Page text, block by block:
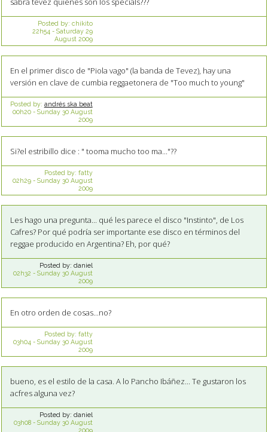
Posted by: chikito
22h54 - Saturday 29
August 2009
En el primer disco de "Piola vago" (la banda de Tevez), hay una
versión en clave de cumbia reggaetonera de "Too much to young"
Posted by: andrés ska beat
00h20- Sunday 30 August
2009
Si?el estribillo dice : " tooma mucho too ma..."??
Posted by: fatty
02h29- Sunday 30 August
2009
Les hago una pregunta... qué les parece el disco "Instinto", de Los
Cafres? Por qué podría ser importante ese disco en términos del
reggae producido en Argentina? Eh, por qué?
Posted by: daniel
02h32 - Sunday 30 August
2009
En otro orden de cosas...no?
Posted by: fatty
03h04 - Sunday 30 August
2009
bueno, es el estilo de la casa. A lo Pancho Ibáñez... Te gustaron los
acfres alguna vez?
Posted by: daniel
03h08- Sunday 30 August
2009